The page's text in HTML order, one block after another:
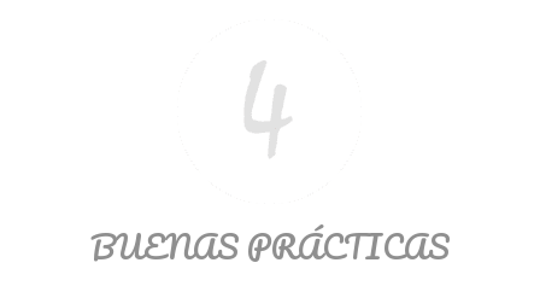
BUENAS PRÁCTICAS